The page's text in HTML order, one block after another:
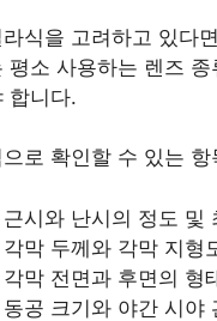
식을 고려하고 있다
평소 사용하는 렌즈
합니다.
로 확인할 수 있는
근시와 난시의 정도 및
각막 두께와 각막 지형
각막 전면과 후면의 형
동공 크기와 야간 시야